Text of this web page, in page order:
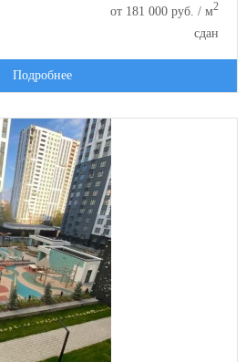
от 181 000 руб. / м2
сдан
Подробнее